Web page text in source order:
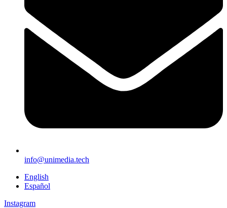
info@unimedia.tech
English
Español
Instagram